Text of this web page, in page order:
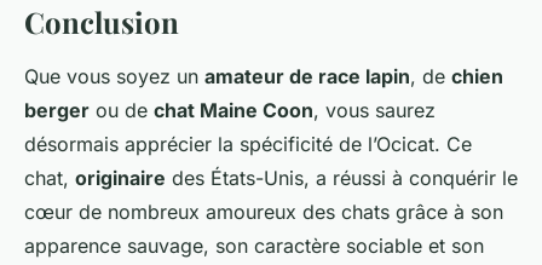
Conclusion
Que vous soyez un amateur de race lapin, de chien
berger ou de chat Maine Coon, vous saurez
désormais apprécier la spécificité de l’Ocicat. Ce
chat, originaire des États-Unis, a réussi à conquérir le
cœur de nombreux amoureux des chats grâce à son
apparence sauvage, son caractère sociable et son